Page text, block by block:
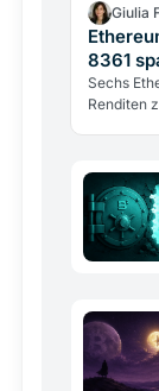
Giulia
8361
Sechs
Renditen